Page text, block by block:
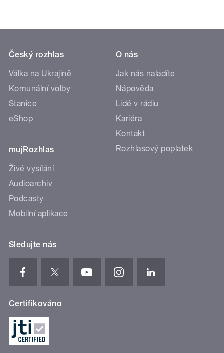
Český rozhlas
Válka na Ukrajině
Komunální volby
Stanice
eShop
mujRozhlas
Živé vysílání
Audioarchiv
Podcasty
Mobilní aplikace
O nás
Jak nás naladíte
Nápověda
Lidé v rádiu
Kariéra
Kontakt
Rozhlasový poplatek
Sledujte nás
Certifikováno